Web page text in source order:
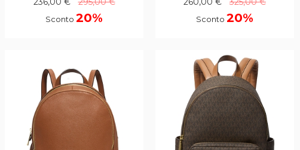
Sconto 20% Sconto 20%